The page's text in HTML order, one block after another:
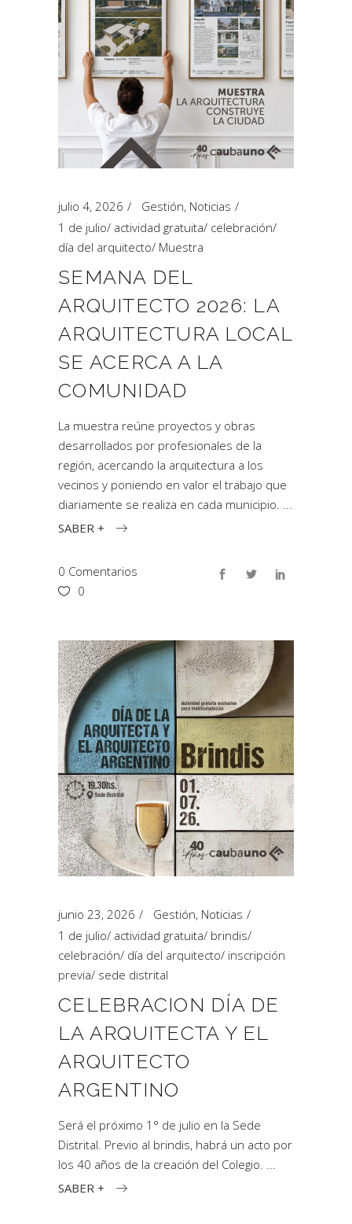
julio 4, 2026 Gestión, Noticias
1 de julio/ actividad gratuita/ celebración/
día del arquitecto/ Muestra
SEMANA DEL
ARQUITECTO 2026: LA
ARQUITECTURA LOCAL
SE ACERCA A LA
COMUNIDAD
La muestra reúne proyectos y obras
desarrollados por profesionales de la
región, acercando la arquitectura a los
vecinos y poniendo en valor el trabajo que
diariamente se realiza en cada municipio.
SABER +
0 Comentarios
0
junio 23, 2026 Gestión, Noticias
1 de julio/ actividad gratuita/ brindis/
celebración/ día del arquitecto/ inscripción
previa/ sede distrital
CELEBRACION DÍA DE
LA ARQUITECTA Y EL
ARQUITECTO
ARGENTINO
Será el próximo 1° de julio en la Sede
Distrital. Previo al brindis, habrá un acto por
los 40 años de la creación del Colegio.
SABER +